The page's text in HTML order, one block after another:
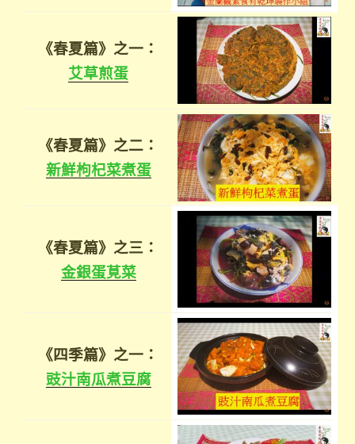
《春夏篇》之一：
艾草煎蛋
《春夏篇》之二：
新鮮枸杞菜煮蛋
《春夏篇》之三：
金銀蛋莧菜
《四季篇》之一：
豉汁南瓜煮豆腐